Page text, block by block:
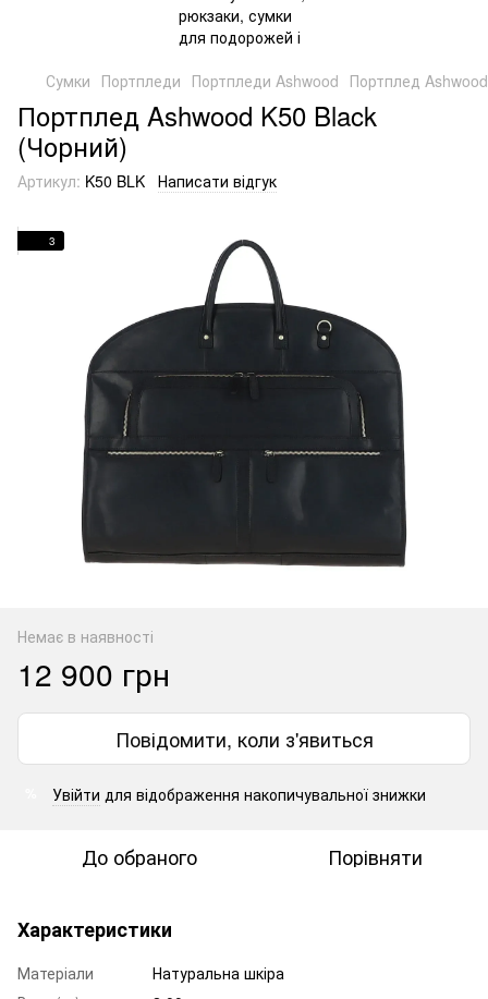
Сумки Портпледи Портпледи Ashwood Портплед
Портплед Ashwood K50 Black
(Чорний)
Артикул: K50 BLK Написати відгук
3
Немає в наявності
12 900 грн
Повідомити, коли з'явиться
Увійти для відображення накопичувальної знижки
До обраного Порівняти
Характеристики
Матеріали
Натуральна шкіра